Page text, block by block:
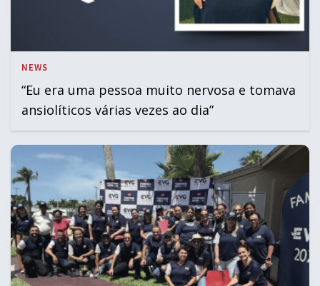
NEWS
“Eu era uma pessoa muito nervosa e tomava
ansiolíticos várias vezes ao dia”